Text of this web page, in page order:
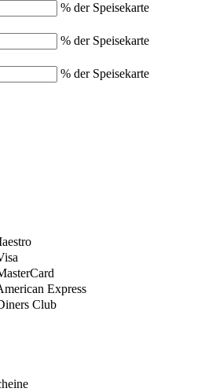
% der Speisekarte
% der Speisekarte
% der Speisekarte
Express
Club